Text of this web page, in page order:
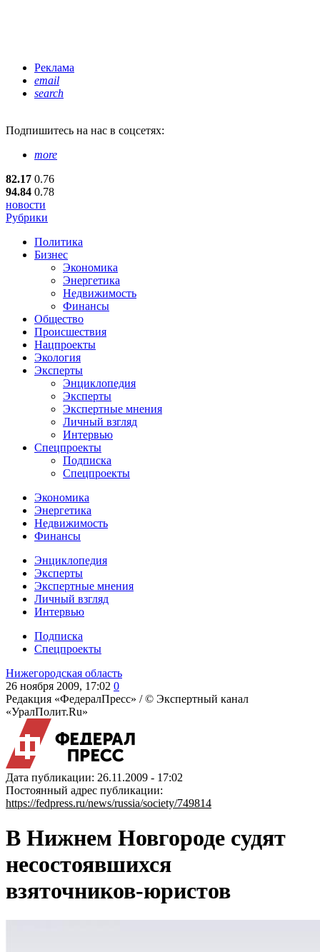
Реклама
email
search
Подпишитесь на нас в соцсетях:
more
82.17 0.76
94.84 0.78
новости
Рубрики
Политика
Бизнес
Экономика
Энергетика
Недвижимость
Финансы
Общество
Происшествия
Нацпроекты
Экология
Эксперты
Энциклопедия
Эксперты
Экспертные мнения
Личный взгляд
Интервью
Спецпроекты
Подписка
Спецпроекты
Экономика
Энергетика
Недвижимость
Финансы
Энциклопедия
Эксперты
Экспертные мнения
Личный взгляд
Интервью
Подписка
Спецпроекты
Нижегородская область
26 ноября 2009, 17:02 0
Редакция «ФедералПресс» /© Экспертный канал
«УралПолит.Ru»
Дата публикации: 26.11.2009 - 17:02
Постоянный адрес публикации:
https://fedpress.ru/news/russia/society/749814
В Нижнем Новгороде судят
несостоявшихся
взяточников-юристов